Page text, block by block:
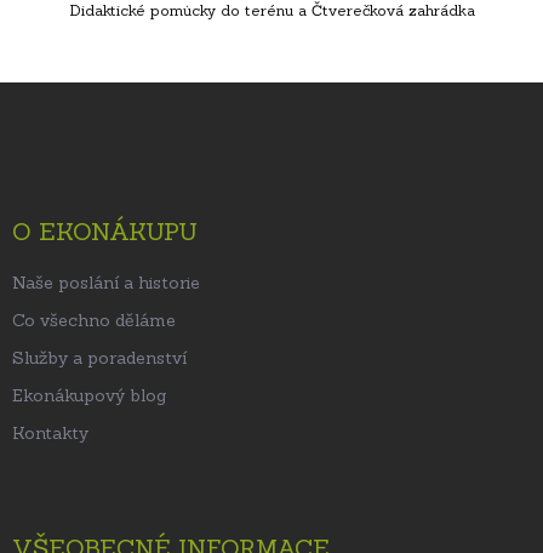
Didaktické pomůcky do terénu a Čtverečková zahrádka
O EKONÁKUPU
Naše poslání a historie
Co všechno děláme
Služby a poradenství
Ekonákupový blog
Kontakty